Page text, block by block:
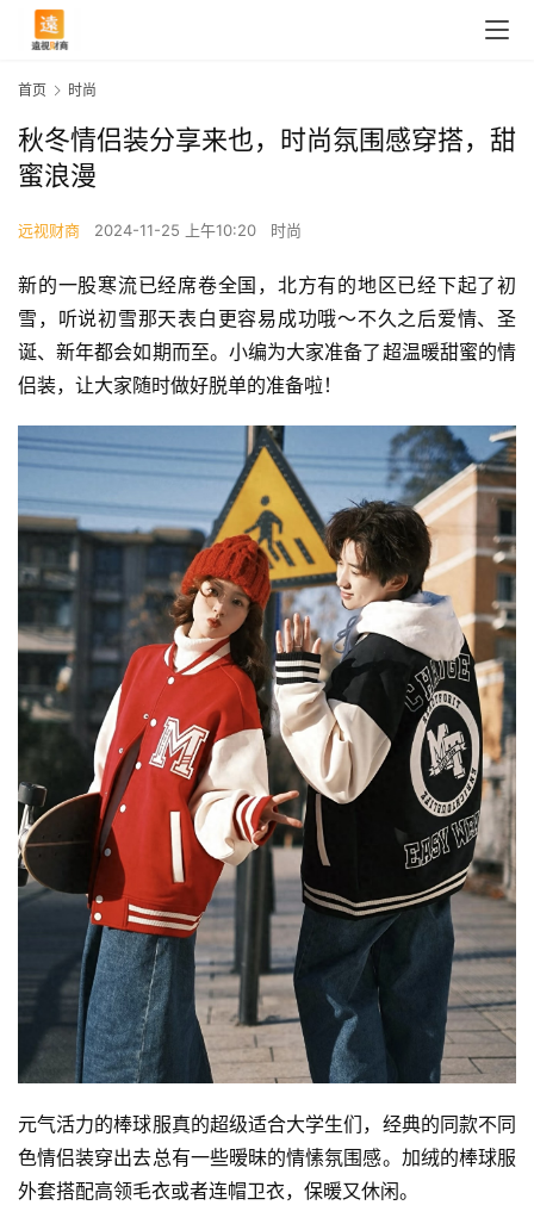
首页 时尚
秋冬情侣装分享来也，时尚氛围感穿搭，甜
蜜浪漫
远视财商 2024-11-25 上午10:20 时尚
新的一股寒流已经席卷全国，北方有的地区已经下起了初
雪，听说初雪那天表白更容易成功哦～不久之后爱情、圣
诞、新年都会如期而至。小编为大家准备了超温暖甜蜜的情
侣装，让大家随时做好脱单的准备啦！
元气活力的棒球服真的超级适合大学生们，经典的同款不同
色情侣装穿出去总有一些暧昧的情愫氛围感。加绒的棒球服
外套搭配高领毛衣或者连帽卫衣，保暖又休闲。